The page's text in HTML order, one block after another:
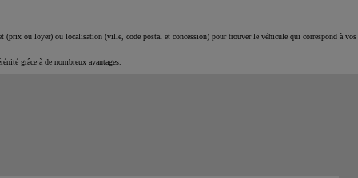
(prix ou loyer) ou localisation (ville, code postal et concession) pour trouver le véhicule qui correspond à vos
grâce à de nombreux avantages.